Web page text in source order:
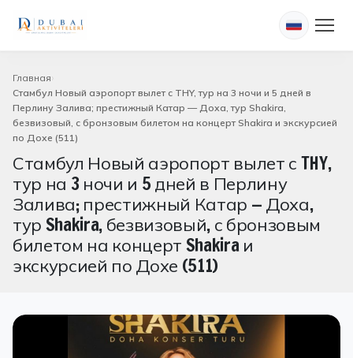
Главная
Стамбул Новый аэропорт вылет с THY, тур на 3 ночи и 5 дней в
Перлину Залива; престижный Катар — Доха, тур Shakira,
безвизовый, с бронзовым билетом на концерт Shakira и экскурсией
по Дохе (511)
Стамбул Новый аэропорт вылет с THY,
тур на 3 ночи и 5 дней в Перлину
Залива; престижный Катар — Доха,
тур Shakira, безвизовый, с бронзовым
билетом на концерт Shakira и
экскурсией по Дохе (511)